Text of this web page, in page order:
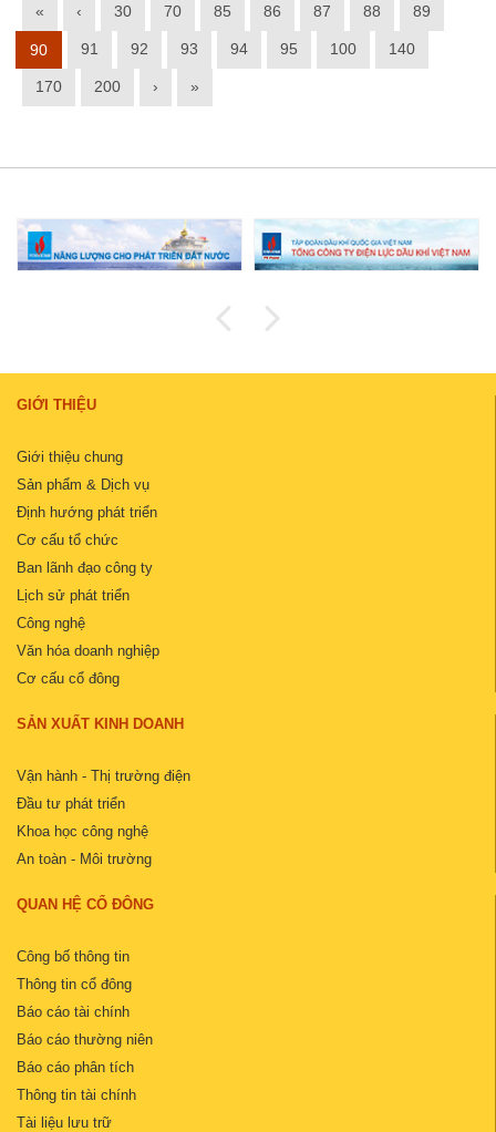
« ‹ 30 70 85 86 87 88 89
90 91 92 93 94 95 100 140
170 200 › »
GIỚI THIỆU
Giới thiệu chung
Sản phẩm & Dịch vụ
Định hướng phát triển
Cơ cấu tổ chức
Ban lãnh đạo công ty
Lịch sử phát triển
Công nghệ
Văn hóa doanh nghiệp
Cơ cấu cổ đông
SẢN XUẤT KINH DOANH
Vận hành - Thị trường điện
Đầu tư phát triển
Khoa học công nghệ
An toàn - Môi trường
QUAN HỆ CỔ ĐÔNG
Công bố thông tin
Thông tin cổ đông
Báo cáo tài chính
Báo cáo thường niên
Báo cáo phân tích
Thông tin tài chính
Tài liệu lưu trữ